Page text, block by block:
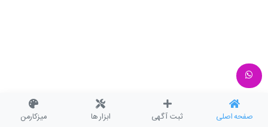
صفحه اصلی ثبت آگهی ابزار ها میزکارمن